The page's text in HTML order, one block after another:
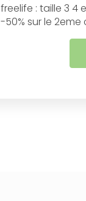
freelife : taille 3 4
-50% sur le 2eme